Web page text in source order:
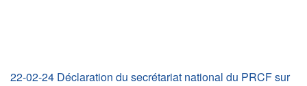
22-02-24 Déclaration du secrétariat national du PRCF sur